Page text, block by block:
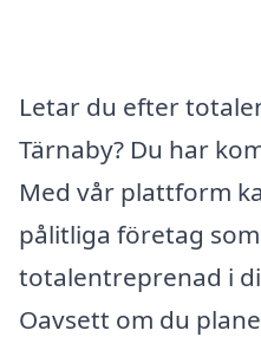
Letar du efter
Tärnaby? Du har
Med vår plattform
pålitliga företag
totalentreprenad i
Oavsett om du